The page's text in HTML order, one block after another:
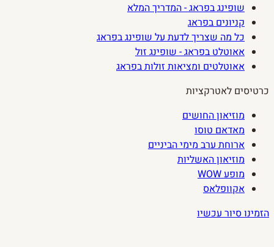
שופינג בפראג - המדריך המלא
קניונים בפראג
כל מה שצריך לדעת על שופינג בפראג
אאוטלט בפראג - שופינג זול
אאוטלטים ומציאות זולות בפראג
כרטיסים לאטרקציות
מוזיאון החושים
מאדאם טוסו
ארוחת ערב מימי הביניים
מוזיאון האשליות
מופע WOW
אקוופלאס
הזמינו סיור עכשיו